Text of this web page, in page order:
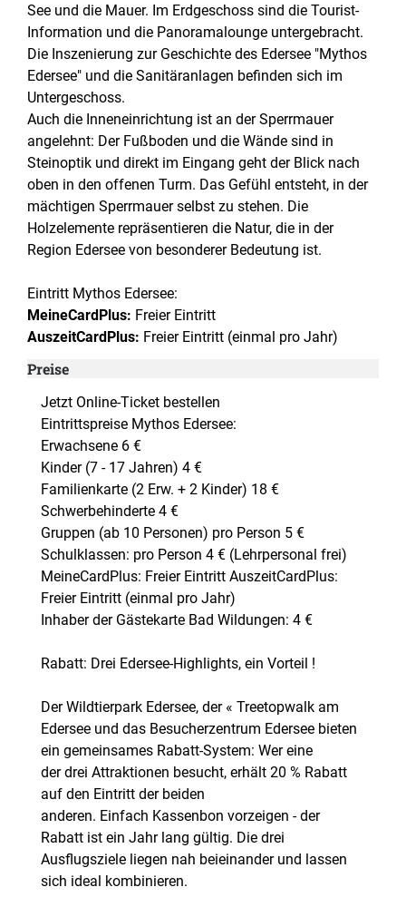
See und die Mauer. Im Erdgeschoss sind die Tourist-
Information und die Panoramalounge untergebracht.
Die Inszenierung zur Geschichte des Edersee "Mythos
Edersee" und die Sanitäranlagen befinden sich im
Untergeschoss.
Auch die Inneneinrichtung ist an der Sperrmauer
angelehnt: Der Fußboden und die Wände sind in
Steinoptik und direkt im Eingang geht der Blick nach
oben in den offenen Turm. Das Gefühl entsteht, in der
mächtigen Sperrmauer selbst zu stehen. Die
Holzelemente repräsentieren die Natur, die in der
Region Edersee von besonderer Bedeutung ist.
Eintritt Mythos Edersee:
MeineCardPlus: Freier Eintritt
AuszeitCardPlus: Freier Eintritt (einmal pro Jahr)
Preise
Jetzt Online-Ticket bestellen
Eintrittspreise Mythos Edersee:
Erwachsene 6 €
Kinder (7 - 17 Jahren) 4 €
Familienkarte (2 Erw. + 2 Kinder) 18 €
Schwerbehinderte 4 €
Gruppen (ab 10 Personen) pro Person 5 €
Schulklassen: pro Person 4 € (Lehrpersonal frei)
MeineCardPlus: Freier Eintritt AuszeitCardPlus:
Freier Eintritt (einmal pro Jahr)
Inhaber der Gästekarte Bad Wildungen: 4 €
Rabatt: Drei Edersee-Highlights, ein Vorteil !
Der Wildtierpark Edersee, der « Treetopwalk am
Edersee und das Besucherzentrum Edersee bieten
ein gemeinsames Rabatt-System: Wer eine
der drei Attraktionen besucht, erhält 20 % Rabatt
auf den Eintritt der beiden
anderen. Einfach Kassenbon vorzeigen - der
Rabatt ist ein Jahr lang gültig. Die drei
Ausflugsziele liegen nah beieinander und lassen
sich ideal kombinieren.